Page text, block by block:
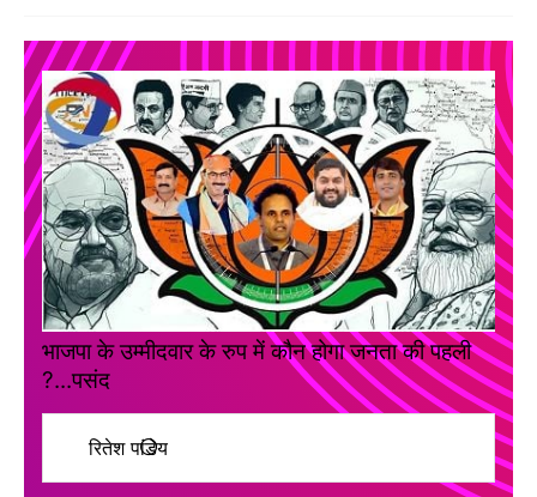
भाजपा के उम्मीदवार के रुप में कौन होगा जनता की पहली
पसंद...?
रितेश पांडेय